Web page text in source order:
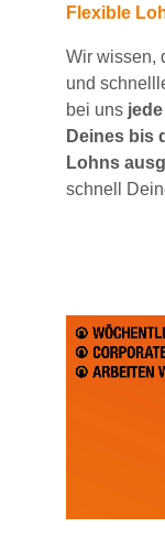
Flexible
Wir wissen,
und
bei uns
Deines bis
Lohns
schnell